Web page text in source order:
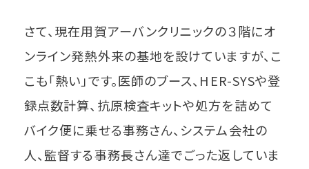
さて、現在用賀アーバンクリニックの３階にオ
ンライン発熱外来の基地を設けていますが、こ
こも「熱い」です。医師のブース、HER-SYSや登
録点数計算、抗原検査キットや処方を詰めて
バイク便に乗せる事務さん、システム会社の
人、監督する事務長さん達でごった返していま